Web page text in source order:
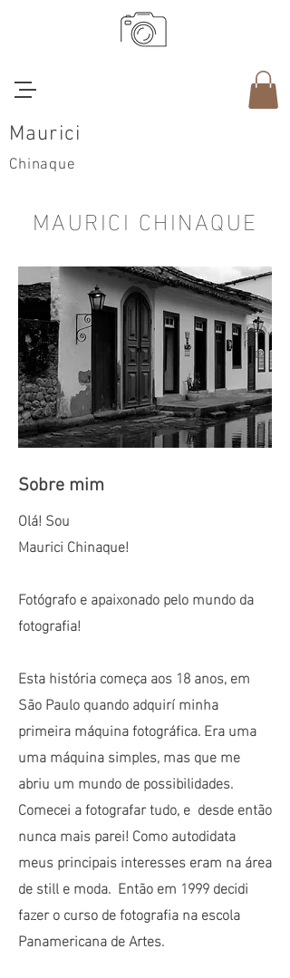
Maurici
Chinaque
MAURICI CHINAQUE
Sobre mim
Olá! Sou
Maurici Chinaque!
Fotógrafo e apaixonado pelo mundo da
fotografia!
Esta história começa aos 18 anos, em
São Paulo quando adquirí minha
primeira máquina fotográfica. Era uma
uma máquina simples, mas que me
abriu um mundo de possibilidades.
Comecei a fotografar tudo, e desde então
nunca mais parei! Como autodidata
meus principais interesses eram na área
de still e moda. Então em 1999 decidi
fazer o curso de fotografia na escola
Panamericana de Artes.